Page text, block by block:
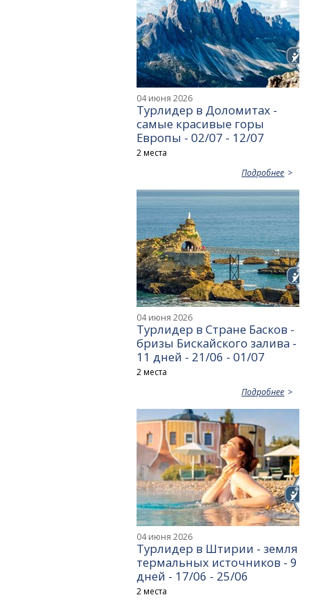
04 июня 2026
Турлидер в Доломитах -
самые красивые горы
Европы - 02/07 - 12/07
2 места
Подробнее
04 июня 2026
Турлидер в Стране Басков -
бризы Бискайского залива -
11 дней - 21/06 - 01/07
2 места
Подробнее
04 июня 2026
Турлидер в Штирии - земля
термальных источников - 9
дней - 17/06 - 25/06
2 места